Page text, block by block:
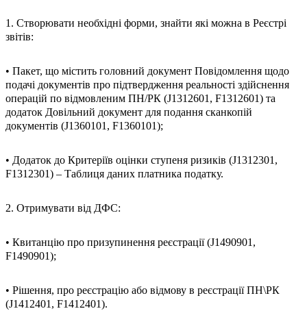
1. Створювати необхідні форми, знайти які можна в Реєстрі
звітів:
• Пакет, що містить головний документ Повідомлення щодо
подачі документів про підтвердження реальності здійснення
операцій по відмовленим ПН/РК (J1312601, F1312601) та
додаток Довільний документ для подання сканкопій
документів (J1360101, F1360101);
• Додаток до Критеріїв оцінки ступеня ризиків (J1312301,
F1312301) – Таблиця даних платника податку.
2. Отримувати від ДФС:
• Квитанцію про призупинення реєстрації (J1490901,
F1490901);
• Рішення, про реєстрацію або відмову в реєстрації ПН\РК
(J1412401, F1412401).